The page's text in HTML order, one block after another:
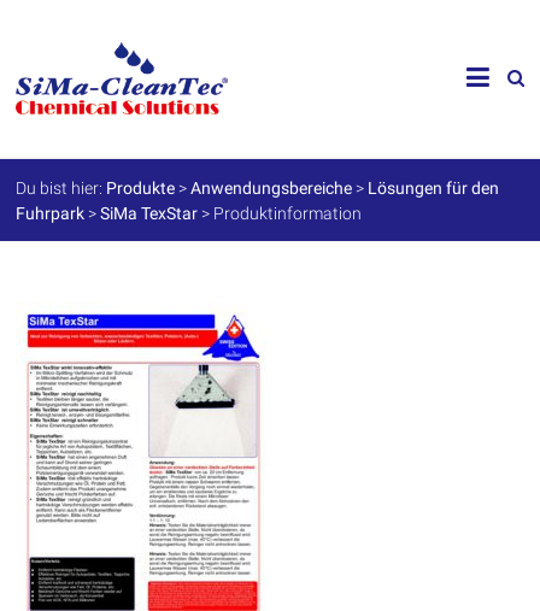
SiMa-
Cleantec
GmbH
Spezialprodukte
für
Du bist hier: Produkte >Anwendungsbereiche > Lösungen für den
Fuhrpark >SiMa TexStar > Produktinformation